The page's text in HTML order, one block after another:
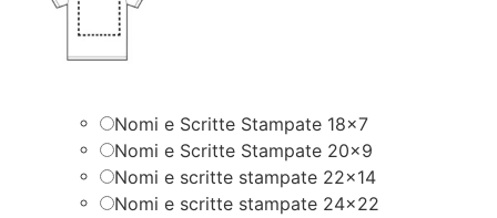
Nomi e Scritte Stampate 18×7
Nomi e Scritte Stampate 20×9
Nomi e scritte stampate 22×14
Nomi e scritte stampate 24×22